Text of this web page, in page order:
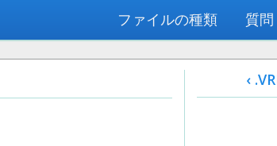
ファイルの種類 質問
‹